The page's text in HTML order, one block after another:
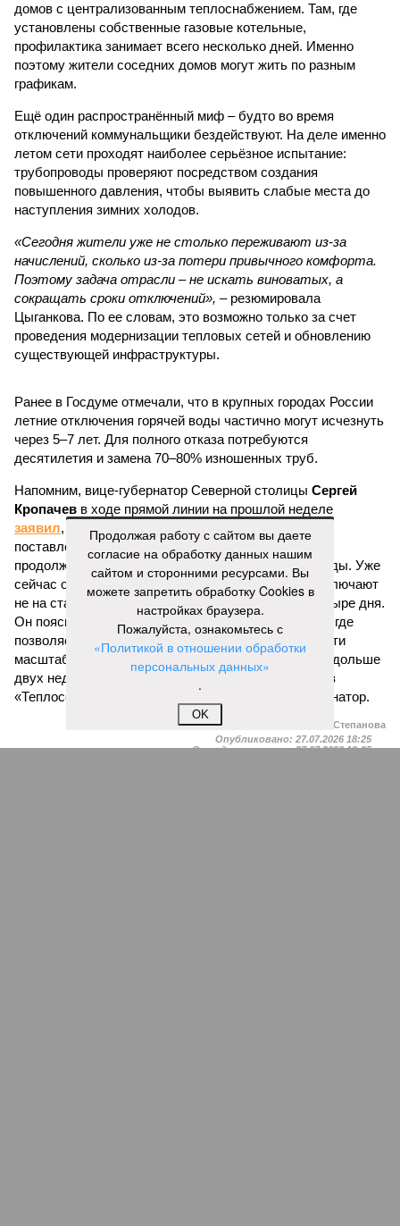
домов с централизованным теплоснабжением. Там, где
установлены собственные газовые котельные,
профилактика занимает всего несколько дней. Именно
поэтому жители соседних домов могут жить по разным
графикам.
Ещё один распространённый миф – будто во время
отключений коммунальщики бездействуют. На деле именно
летом сети проходят наиболее серьёзное испытание:
трубопроводы проверяют посредством создания
повышенного давления, чтобы выявить слабые места до
наступления зимних холодов.
«Сегодня жители уже не столько переживают из-за
начислений, сколько из-за потери привычного комфорта.
Поэтому задача отрасли – не искать виноватых, а
сокращать сроки отключений», – резюмировала
Цыганкова. По ее словам, это возможно только за счет
проведения модернизации тепловых сетей и обновлению
существующей инфраструктуры.
Ранее в Госдуме отмечали, что в крупных городах России
летние отключения горячей воды частично могут исчезнуть
через 5–7 лет. Для полного отказа потребуются
десятилетия и замена 70–80% изношенных труб.
Напомним, вице-губернатор Северной столицы Сергей
Кропачев в ходе прямой линии на прошлой неделе
заявил, что теплоснабжающим компаниям города
поставлена задача максимально сократить
продолжительность летних отключений горячей воды. Уже
сейчас около пяти тысяч домой, по его словам, отключают
не на стандартные две недели, а всего на один-четыре дня.
Он пояснил, что такие сроки возможны только там, где
позволяет состояние сетей. В случае необходимости
масштабных ремонтов отключение может длиться дольше
двух недель. При этом общий износ трубопроводов
«Теплосетей» превышает 50%, признал вице-губернатор.
Екатерина Степанова
Опубликовано: 27.07.2026 18:25
Отредактировано:27.07.2026 18:25
Продолжая работу с сайтом вы даете
согласие на обработку данных нашим
сайтом и сторонними ресурсами. Вы
можете запретить обработку Cookies в
настройках браузера.
Пожалуйста, ознакомьтесь с
«Политикой в отношении обработки
персональных данных»
.
OK